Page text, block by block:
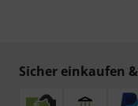
Sicher einkaufen